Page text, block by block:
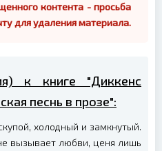
контента - просьба
для удаления материала.
к книге "Диккенс
песнь в прозе":
холодный и замкнутый.
вызывает любви, ценя лишь